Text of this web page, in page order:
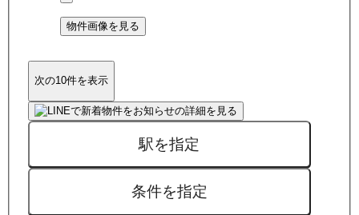
物件画像を見る
次の10件を表示
駅を指定
条件を指定